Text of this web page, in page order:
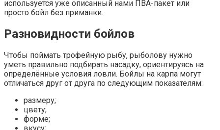
используется уже описанный нами ПВА-пакет или
просто бойл без приманки.
Разновидности бойлов
Чтобы поймать трофейную рыбу, рыболову нужно
уметь правильно подбирать насадку, ориентируясь на
определённые условия ловли. Бойлы на карпа могут
отличаться друг от друга по следующим показателям:
размеру;
цвету;
форме;